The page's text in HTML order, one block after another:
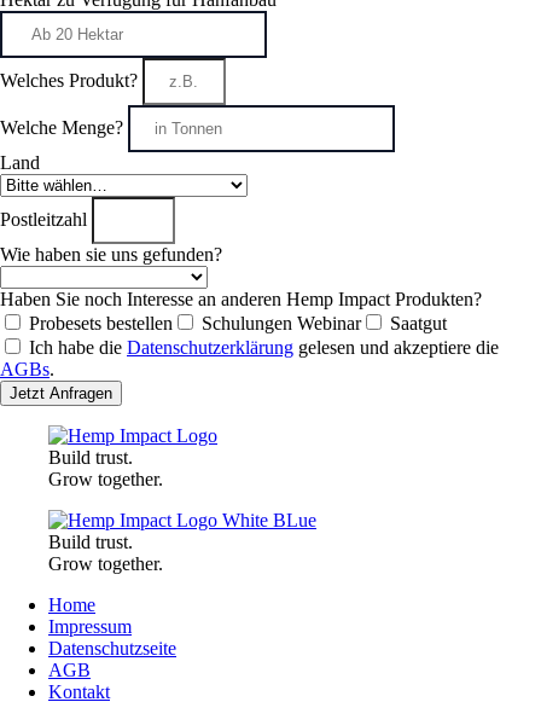
Welches Produkt?
Welche Menge?
Land
Postleitzahl
Wie haben sie uns gefunden?
Haben Sie noch Interesse an anderen Hemp Impact Produkten?
Probesets bestellen
Schulungen Webinar
Saatgut
Ich habe die Datenschutzerklärung gelesen und akzeptiere die
AGBs.
Jetzt Anfragen
Build trust.
Grow together.
Build trust.
Grow together.
Home
Impressum
Datenschutzseite
AGB
Kontakt